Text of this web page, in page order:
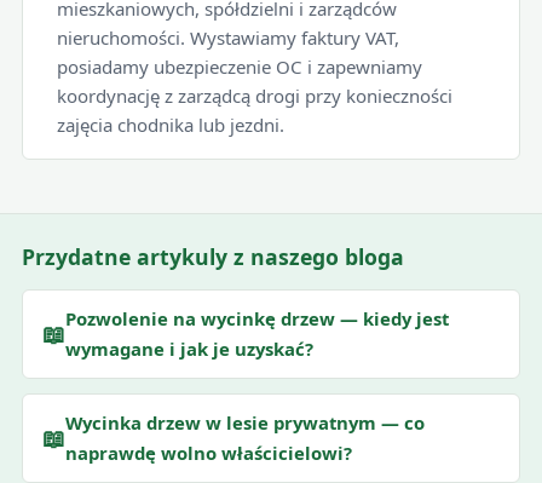
mieszkaniowych, spółdzielni i zarządców
nieruchomości. Wystawiamy faktury VAT,
posiadamy ubezpieczenie OC i zapewniamy
koordynację z zarządcą drogi przy konieczności
zajęcia chodnika lub jezdni.
Przydatne artykuly z naszego bloga
📖Pozwolenie na wycinkę drzew — kiedy jest
wymagane i jak je uzyskać?
📖Wycinka drzew w lesie prywatnym — co
naprawdę wolno właścicielowi?